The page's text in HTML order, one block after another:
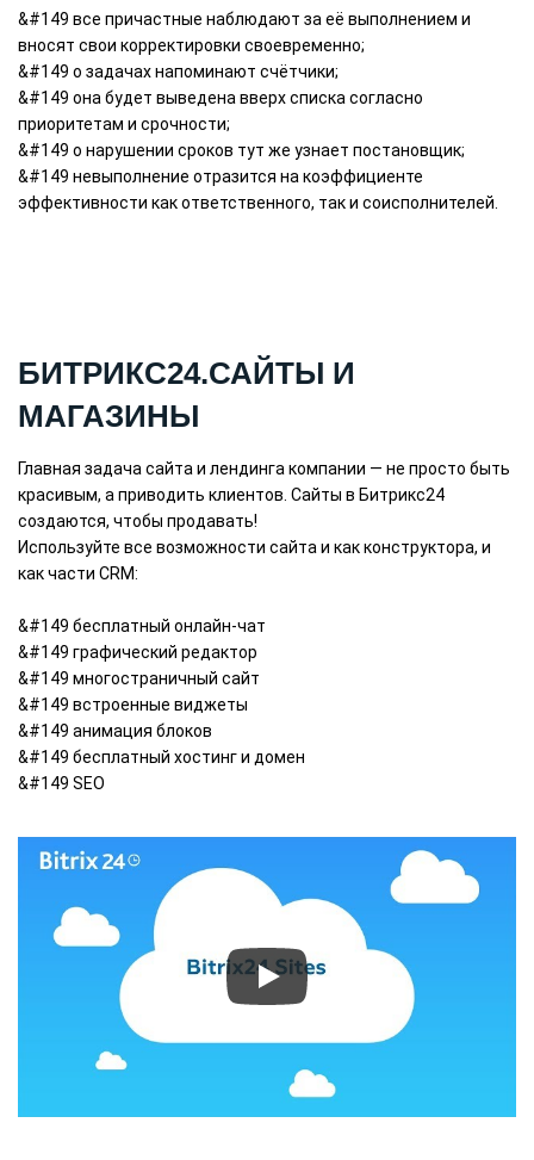
&#149 все причастные наблюдают за её выполнением и
вносят свои корректировки своевременно;
&#149 о задачах напоминают счётчики;
&#149 она будет выведена вверх списка согласно
приоритетам и срочности;
&#149 о нарушении сроков тут же узнает постановщик;
&#149 невыполнение отразится на коэффициенте
эффективности как ответственного, так и соисполнителей.
БИТРИКС24.САЙТЫ И
МАГАЗИНЫ
Главная задача сайта и лендинга компании — не просто быть
красивым, а приводить клиентов. Сайты в Битрикс24
создаются, чтобы продавать!
Используйте все возможности сайта и как конструктора, и
как части CRM:
&#149 бесплатный онлайн-чат
&#149 графический редактор
&#149 многостраничный сайт
&#149 встроенные виджеты
&#149 анимация блоков
&#149 бесплатный хостинг и домен
&#149 SEO